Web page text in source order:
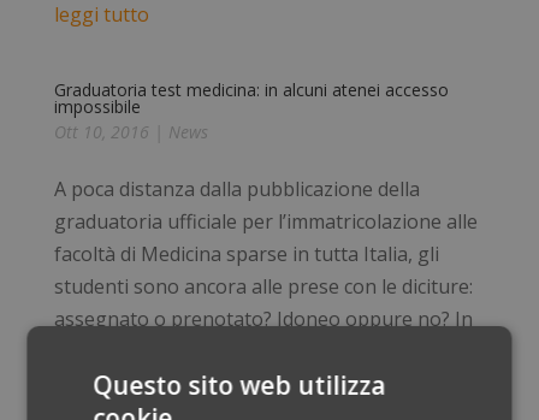
leggi tutto
Graduatoria test medicina: in alcuni atenei accesso
impossibile
Ott 10, 2016
News
A poca distanza dalla pubblicazione della
graduatoria ufficiale per l’immatricolazione alle
facoltà di Medicina sparse in tutta Italia, gli
studenti sono ancora alle prese con le diciture:
assegnato o prenotato? Idoneo oppure no? In
ovvero coloro che hanno ottenuto un posto
Questo sito web utilizza